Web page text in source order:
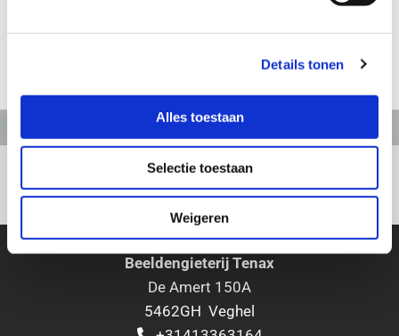
Details tonen
Alles toestaan
Selectie toestaan
Weigeren
+31413363164
Beeldengieterij Tenax
De Amert 150A
5462GH Veghel